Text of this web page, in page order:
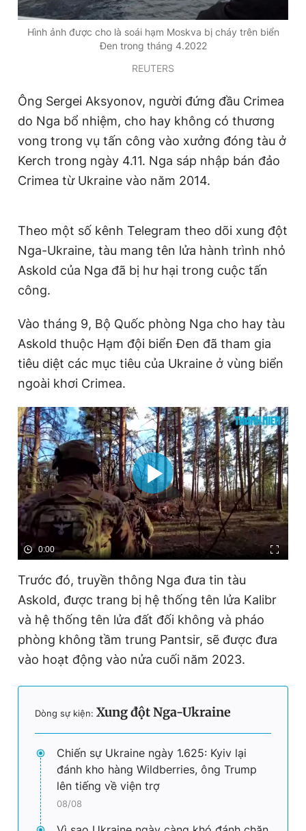
Hình ảnh được cho là soái hạm Moskva bị cháy trên biển
Đen trong tháng 4.2022
REUTERS
Ông Sergei Aksyonov, người đứng đầu Crimea
do Nga bổ nhiệm, cho hay không có thương
vong trong vụ tấn công vào xưởng đóng tàu ở
Kerch trong ngày 4.11. Nga sáp nhập bán đảo
Crimea từ Ukraine vào năm 2014.
Theo một số kênh Telegram theo dõi xung đột
Nga-Ukraine, tàu mang tên lửa hành trình nhỏ
Askold của Nga đã bị hư hại trong cuộc tấn
công.
Vào tháng 9, Bộ Quốc phòng Nga cho hay tàu
Askold thuộc Hạm đội biển Đen đã tham gia
tiêu diệt các mục tiêu của Ukraine ở vùng biển
ngoài khơi Crimea.
0:00
Trước đó, truyền thông Nga đưa tin tàu
Askold, được trang bị hệ thống tên lửa Kalibr
và hệ thống tên lửa đất đối không và pháo
phòng không tầm trung Pantsir, sẽ được đưa
vào hoạt động vào nửa cuối năm 2023.
Dòng sự kiện: Xung đột Nga-Ukraine
Chiến sự Ukraine ngày 1.625: Kyiv lại
đánh kho hàng Wildberries, ông Trump
lên tiếng về viện trợ
08/08